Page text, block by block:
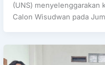
(UNS) menyelenggarakan
Calon Wisudwan pada